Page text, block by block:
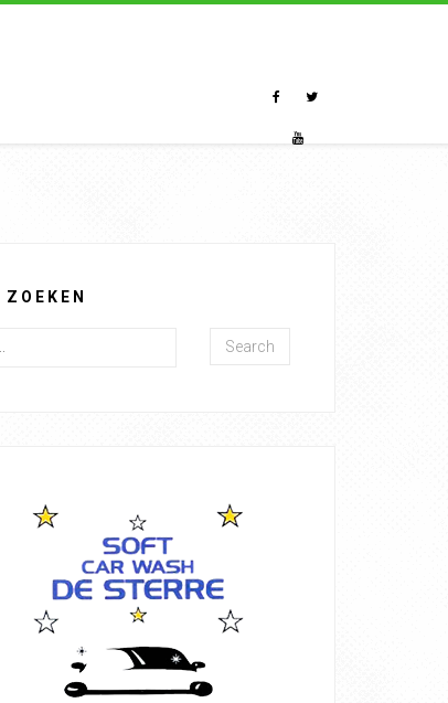
ZOEKEN
Search